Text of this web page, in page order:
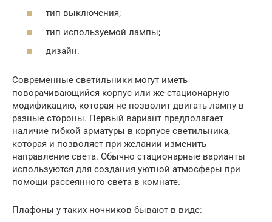
тип выключения;
тип используемой лампы;
дизайн.
Современные светильники могут иметь
поворачивающийся корпус или же стационарную
модификацию, которая не позволит двигать лампу в
разные стороны. Первый вариант предполагает
наличие гибкой арматуры в корпусе светильника,
которая и позволяет при желании изменить
направление света. Обычно стационарные варианты
используются для создания уютной атмосферы при
помощи рассеянного света в комнате.
Плафоны у таких ночников бывают в виде: